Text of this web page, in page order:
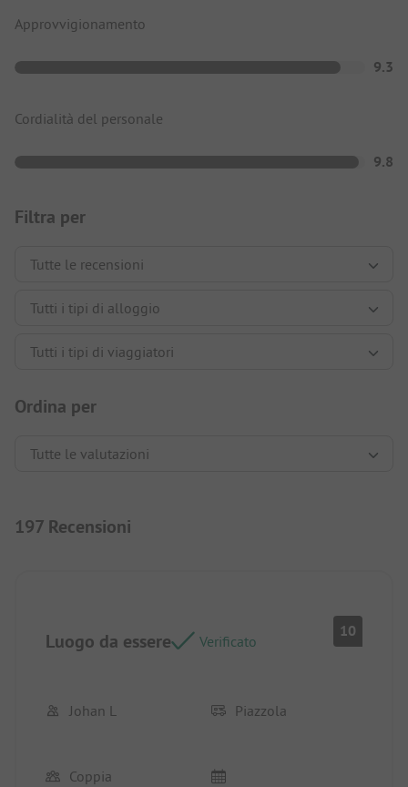
Approvvigionamento
9.3
Cordialità del personale
9.8
Filtra per
Ordina per
197 Recensioni
Luogo da essere Verificato
10
Johan L Piazzola
Coppia